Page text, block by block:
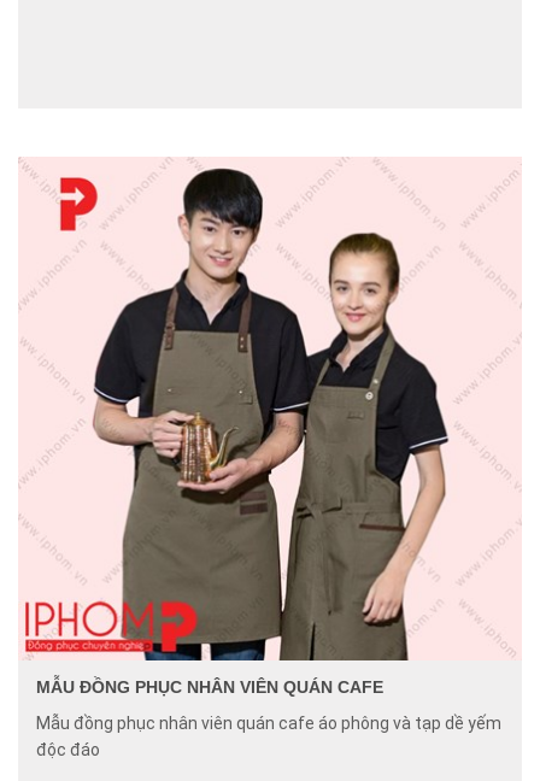
MẪU ĐỒNG PHỤC NHÂN VIÊN QUÁN CAFE
Mẫu đồng phục nhân viên quán cafe áo phông và tạp dề yếm
độc đáo